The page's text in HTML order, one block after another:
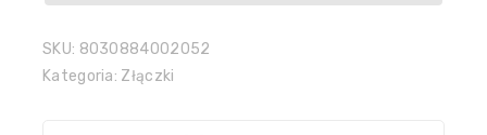
SKU: 8030884002052
Kategoria: Złączki